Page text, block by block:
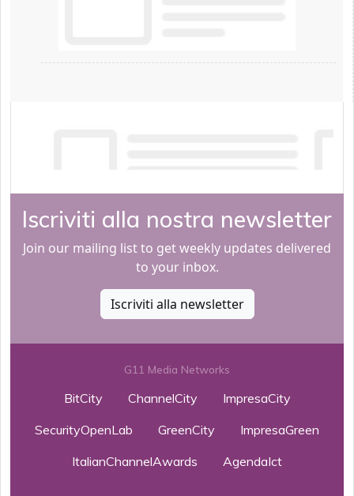
Iscriviti alla nostra newsletter
Join our mailing list to get weekly updates delivered
to your inbox.
Iscriviti alla newsletter
G11 Media Networks
BitCity ChannelCity
ImpresaCity
SecurityOpenLab
GreenCity
ImpresaGreen
ItalianChannelAwards
AgendaIct